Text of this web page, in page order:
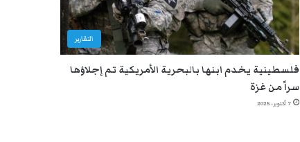
التقارير
فلسطينية يخدم ابنها بالبحرية الأمريكية تم إجلاؤها
سراً من غزة
7 أكتوبر، 2025